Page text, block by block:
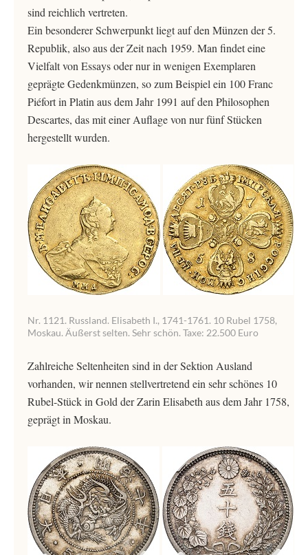
sind reichlich vertreten.
Ein besonderer Schwerpunkt liegt auf den Münzen der 5.
Republik, also aus der Zeit nach 1959. Man findet eine
Vielfalt von Essays oder nur in wenigen Exemplaren
geprägte Gedenkmünzen, so zum Beispiel ein 100 Franc
Piéfort in Platin aus dem Jahr 1991 auf den Philosophen
Descartes, das mit einer Auflage von nur fünf Stücken
hergestellt wurden.
Nr. 1121. Russland. Elisabeth I., 1741-1761. 10 Rubel 1758,
Moskau. Äußerst selten. Sehr schön. Taxe: 22.500 Euro
Zahlreiche Seltenheiten sind in der Sektion Ausland
vorhanden, wir nennen stellvertretend ein sehr schönes 10
Rubel-Stück in Gold der Zarin Elisabeth aus dem Jahr 1758,
geprägt in Moskau.